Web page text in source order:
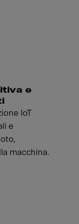
e
IoT
e
macchina.